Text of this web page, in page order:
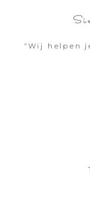
"Wij helpen